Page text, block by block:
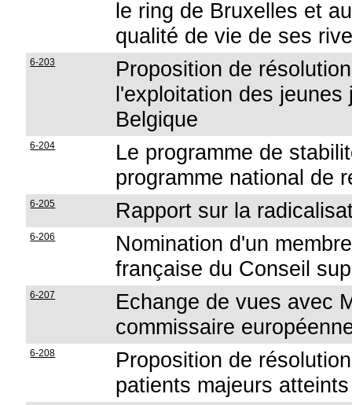
le ring de Bruxelles et
qualité de vie de ses
6-203
Proposition de
l'exploitation des
Belgique
6-204
Le programme de
programme national de
6-205 Rapport sur la
6-206
Nomination d'un
française du Conseil
6-207
Echange de vues avec
commissaire
6-208
Proposition de
patients majeurs